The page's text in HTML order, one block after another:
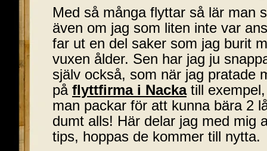
Med så många flyttar så lär man
även om jag som liten inte var
far ut en del saker som jag burit
vuxen ålder. Sen har jag ju
själv också, som när jag pratade
på flyttfirma i Nackatill
man packar för att kunna bära 2
dumt alls! Här delar jag med mig
tips, hoppas de kommer till nytta.